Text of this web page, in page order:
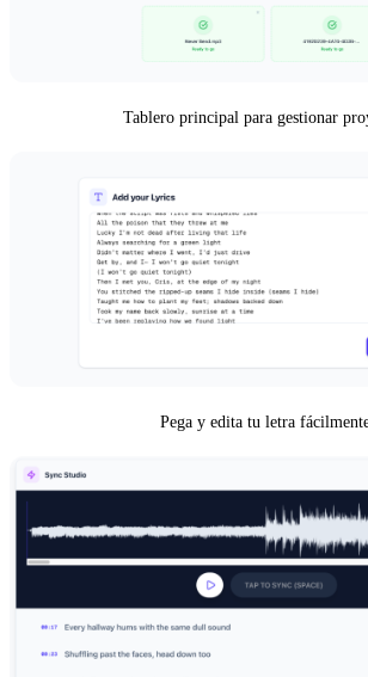
Tablero principal para gestionar
Pega y edita tu letra